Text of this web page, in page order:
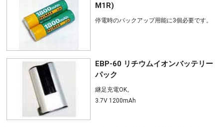
M1R)
停電時のバックアップ用能に3個必要です。
EBP-60 リチウムイオンバッテリー
パック
継足充電OK。
3.7V 1200mAh